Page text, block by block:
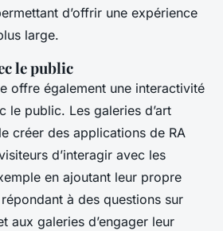
d’offrir une expérience
large.
le public
offre également une interactivité
le public. Les galeries d’art
créer des applications de RA
d’interagir avec les
en ajoutant leur propre
à des questions sur
aux galeries d’engager leur